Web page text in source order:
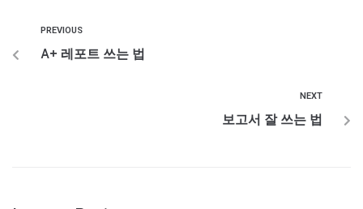
PREVIOUS
A+ 레포트 쓰는 법
NEXT
보고서 잘 쓰는 법